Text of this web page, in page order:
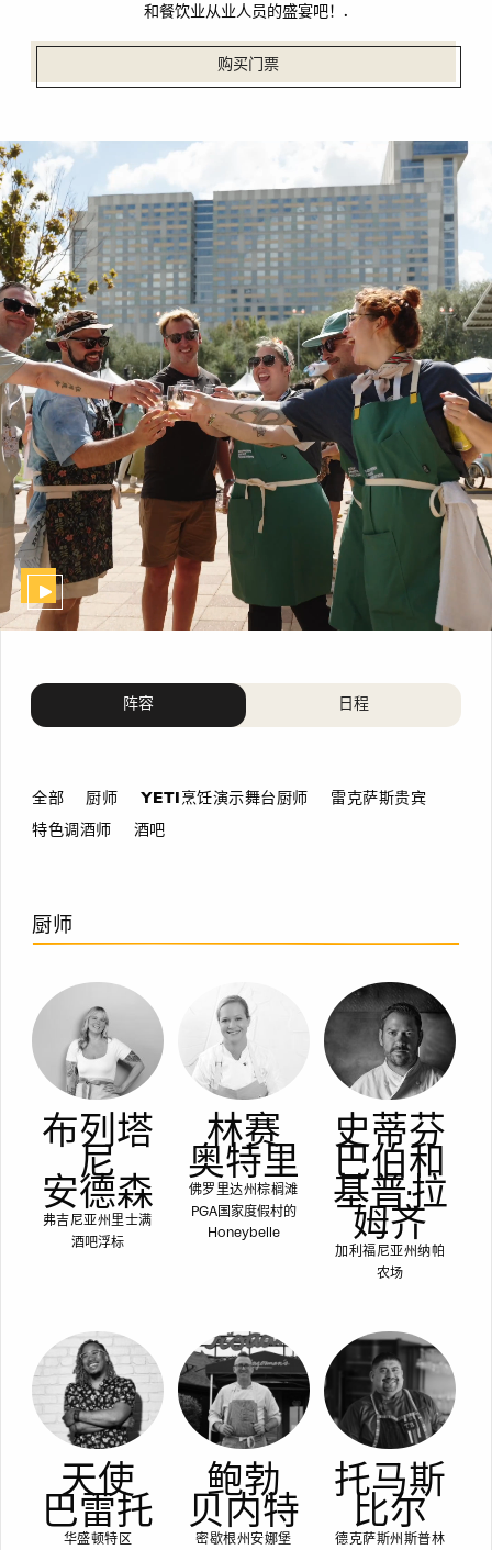
和餐饮业从业人员的盛宴吧！.
购买门票
阵容 日程
全部 厨师 YETI烹饪演示舞台厨师
雷克萨斯贵宾
特色调酒师
酒吧
厨师
布列塔
尼
安德森
弗吉尼亚州里士满
酒吧浮标
林赛
奥特里
佛罗里达州棕榈滩
PGA国家度假村的
Honeybelle
史蒂芬
巴伯和
基普·拉
姆齐
加利福尼亚州纳帕
农场
天使
巴雷托
华盛顿特区
鲍勃
贝内特
密歇根州安娜堡
托马斯
比尔
德克萨斯州斯普林